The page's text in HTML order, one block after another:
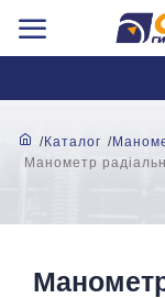
Каталог
Манометр